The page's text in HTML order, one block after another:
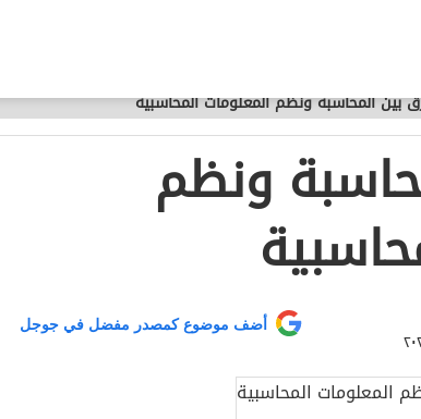
بين المحاسبة ونظم المعلومات المحاسبية
ونظم
أضف موضوع كمصدر مفضل في جوجل